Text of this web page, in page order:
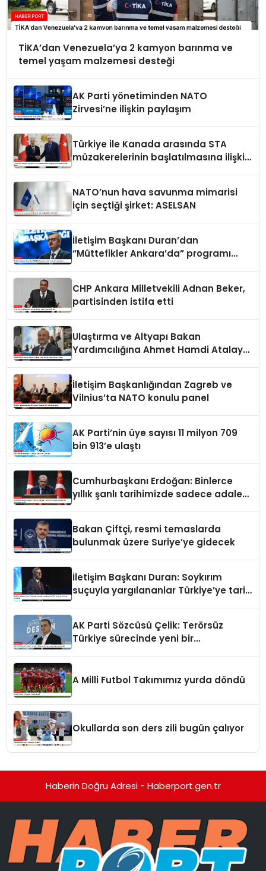
TİKA’dan Venezuela’ya 2 kamyon barınma ve
temel yaşam malzemesi desteği
AK Parti yönetiminden NATO
Zirvesi’ne ilişkin paylaşım
Türkiye ile Kanada arasında STA
müzakerelerinin başlatılmasına ilişkin
NATO’nun hava savunma mimarisi
için seçtiği şirket: ASELSAN
İletişim Başkanı Duran’dan
“Müttefikler Ankara’da” programı
CHP Ankara Milletvekili Adnan Beker,
partisinden istifa etti
Ulaştırma ve Altyapı Bakan
Yardımcılığına Ahmet Hamdi Atalay
İletişim Başkanlığından Zagreb ve
Vilnius’ta NATO konulu panel
AK Parti’nin üye sayısı 11 milyon 709
bin 913’e ulaştı
Cumhurbaşkanı Erdoğan: Binlerce
yıllık şanlı tarihimizde sadece adalet
Bakan Çiftçi, resmi temaslarda
bulunmak üzere Suriye’ye gidecek
İletişim Başkanı Duran: Soykırım
suçuyla yargılananlar Türkiye’ye tarih
AK Parti Sözcüsü Çelik: Terörsüz
Türkiye sürecinde yeni bir
A Milli Futbol Takımımız yurda döndü
Okullarda son ders zili bugün çalıyor
Haberin Doğru Adresi - Haberport.gen.tr